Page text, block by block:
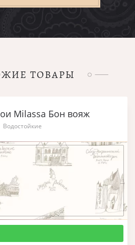
ТОВАРЫ
Milassa Бон вояж
Водостойкие